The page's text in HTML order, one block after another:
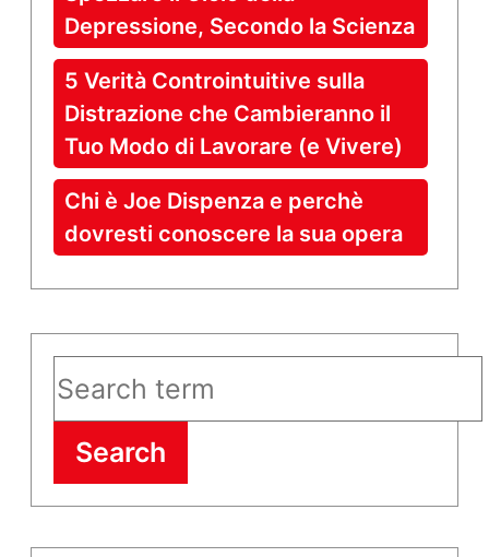
Depressione, Secondo la Scienza
5 Verità Controintuitive sulla
Distrazione che Cambieranno il
Tuo Modo di Lavorare (e Vivere)
Chi è Joe Dispenza e perchè
dovresti conoscere la sua opera
Search